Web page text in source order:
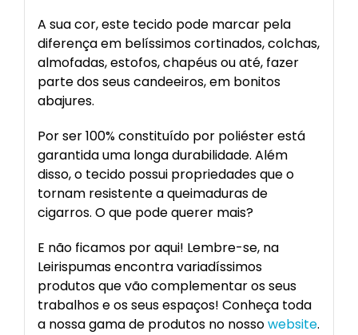
A sua cor, este tecido pode marcar pela
diferença em belíssimos cortinados, colchas,
almofadas, estofos, chapéus ou até, fazer
parte dos seus candeeiros, em bonitos
abajures.
Por ser 100% constituído por poliéster está
garantida uma longa durabilidade. Além
disso, o tecido possui propriedades que o
tornam resistente a queimaduras de
cigarros. O que pode querer mais?
E não ficamos por aqui! Lembre-se, na
Leirispumas encontra variadíssimos
produtos que vão complementar os seus
trabalhos e os seus espaços! Conheça toda
a nossa gama de produtos no nossowebsite.